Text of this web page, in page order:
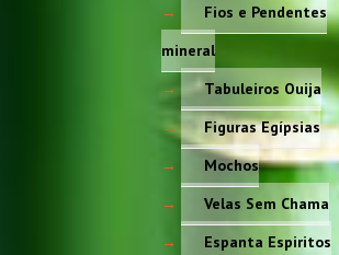
Fios e Pendentes
mineral
Tabuleiros Ouija
Figuras Egípsias
Mochos
Velas Sem Chama
Espanta Espiritos